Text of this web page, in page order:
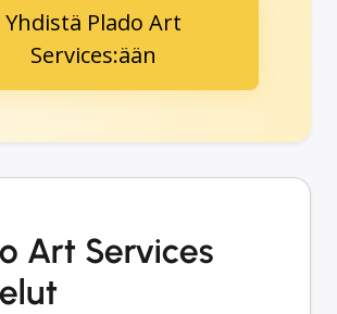
Yhdistä Plado Art
Services:ään
Art Services